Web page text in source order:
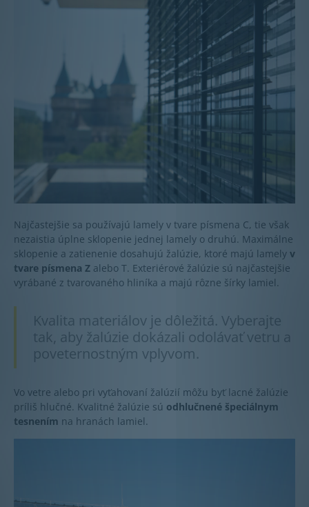
Najčastejšie sa používajú lamely v tvare písmena C, tie však
nezaistia úplne sklopenie jednej lamely o druhú. Maximálne
sklopenie a zatienenie dosahujú žalúzie, ktoré majú lamely v
tvare písmena Z alebo T. Exteriérové žalúzie sú najčastejšie
vyrábané z tvarovaného hliníka a majú rôzne šírky lamiel.
Kvalita materiálov je dôležitá. Vyberajte
tak, aby žalúzie dokázali odolávať vetru a
poveternostným vplyvom.
Vo vetre alebo pri vyťahovaní žalúzií môžu byť lacné žalúzie
príliš hlučné. Kvalitné žalúzie sú odhlučnené špeciálnym
tesnením na hranách lamiel.